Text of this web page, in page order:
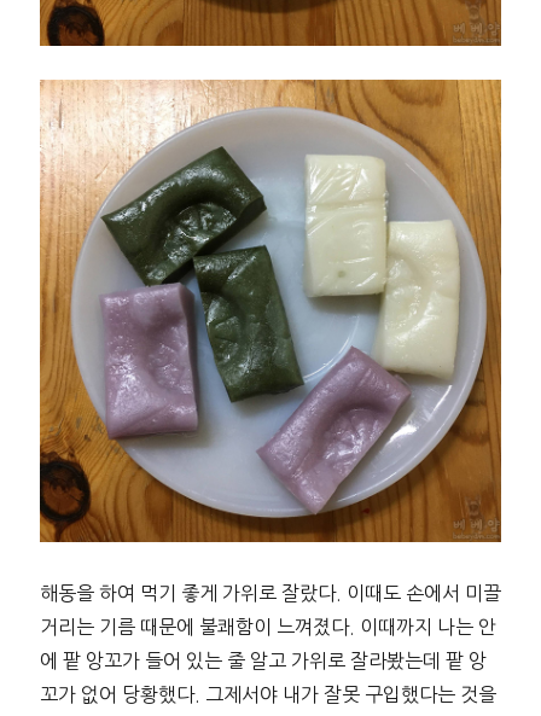
해동을 하여 먹기 좋게 가위로 잘랐다. 이때도 손에서 미끌
거리는 기름 때문에 불쾌함이 느껴졌다. 이때까지 나는 안
에 팥 앙꼬가 들어 있는 줄 알고 가위로 잘라봤는데 팥 앙
꼬가 없어 당황했다. 그제서야 내가 잘못 구입했다는 것을